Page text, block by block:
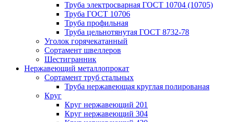
Труба электросварная ГОСТ 10704 (10705)
Труба ГОСТ 10706
Труба профильная
Труба цельнотянутая ГОСТ 8732-78
Уголок горячекатанный
Сортамент швеллеров
Шестигранник
Нержавеющий металлопрокат
Сортамент труб стальных
Труба нержавеющая круглая полированая
Круг
Круг нержавеющий 201
Круг нержавеющий 304